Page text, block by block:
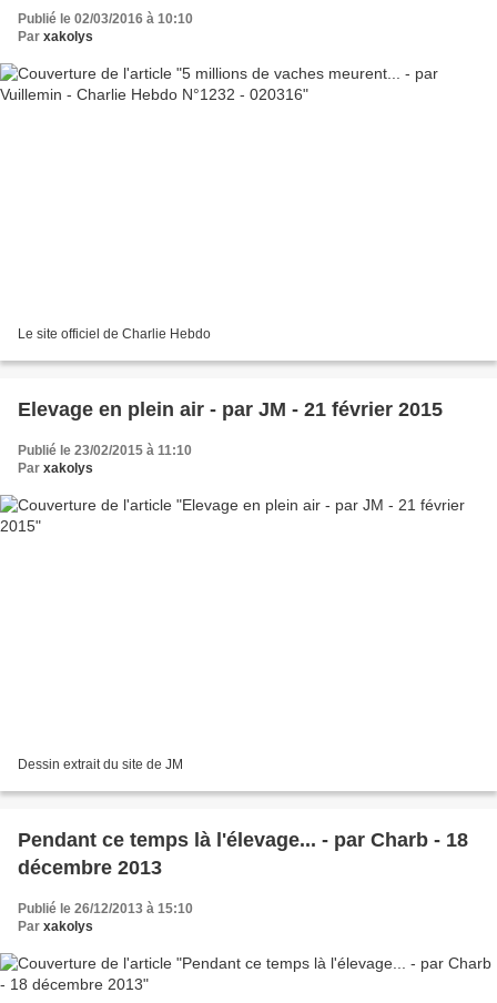
Publié le 02/03/2016 à 10:10
Par xakolys
Le site officiel de Charlie Hebdo
Elevage en plein air - par JM - 21 février 2015
Publié le 23/02/2015 à 11:10
Par xakolys
Dessin extrait du site de JM
Pendant ce temps là l'élevage... - par Charb - 18
décembre 2013
Publié le 26/12/2013 à 15:10
Par xakolys